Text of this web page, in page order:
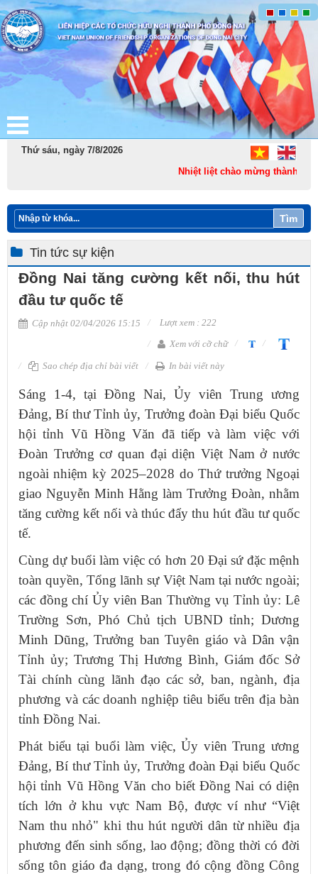
Thứ sáu, ngày 7/8/2026
Nhiệt liệt chào mừng thành lập
Tìm
Tin tức sự kiện
Đồng Nai tăng cường kết nối, thu hút
đầu tư quốc tế
Cập nhật 02/04/2026 15:15
Lượt xem : 222
Xem với cỡ chữ
Sao chép địa chỉ bài viết In bài viết này
Sáng 1-4, tại Đồng Nai, Ủy viên Trung ương
Đảng, Bí thư Tỉnh ủy, Trưởng đoàn Đại biểu Quốc
hội tỉnh Vũ Hồng Văn đã tiếp và làm việc với
Đoàn Trưởng cơ quan đại diện Việt Nam ở nước
ngoài nhiệm kỳ 2025–2028 do Thứ trưởng Ngoại
giao Nguyễn Minh Hằng làm Trưởng Đoàn, nhằm
tăng cường kết nối và thúc đẩy thu hút đầu tư quốc
tế.
Cùng dự buổi làm việc có hơn 20 Đại sứ đặc mệnh
toàn quyền, Tổng lãnh sự Việt Nam tại nước ngoài;
các đồng chí Ủy viên Ban Thường vụ Tỉnh ủy: Lê
Trường Sơn, Phó Chủ tịch UBND tỉnh; Dương
Minh Dũng, Trưởng ban Tuyên giáo và Dân vận
Tỉnh ủy; Trương Thị Hương Bình, Giám đốc Sở
Tài chính cùng lãnh đạo các sở, ban, ngành, địa
phương và các doanh nghiệp tiêu biểu trên địa bàn
tỉnh Đồng Nai.
Phát biểu tại buổi làm việc, Ủy viên Trung ương
Đảng, Bí thư Tỉnh ủy, Trưởng đoàn Đại biểu Quốc
hội tỉnh Vũ Hồng Văn cho biết Đồng Nai có diện
tích lớn ở khu vực Nam Bộ, được ví như “Việt
Nam thu nhỏ" khi thu hút người dân từ nhiều địa
phương đến sinh sống, lao động; đồng thời có đời
sống tôn giáo đa dạng, trong đó cộng đồng Công